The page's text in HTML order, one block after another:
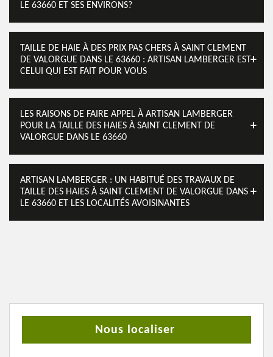
LE 63660 ET SES ENVIRONS?
TAILLE DE HAIE À DES PRIX PAS CHERS À SAINT CLEMENT
DE VALORGUE DANS LE 63660 : ARTISAN LAMBERGER EST
CELUI QUI EST FAIT POUR VOUS
LES RAISONS DE FAIRE APPEL À ARTISAN LAMBERGER
POUR LA TAILLE DES HAIES À SAINT CLEMENT DE
VALORGUE DANS LE 63660
ARTISAN LAMBERGER : UN HABITUÉ DES TRAVAUX DE
TAILLE DES HAIES À SAINT CLEMENT DE VALORGUE DANS
LE 63660 ET LES LOCALITÉS AVOISINANTES
Nous localiser